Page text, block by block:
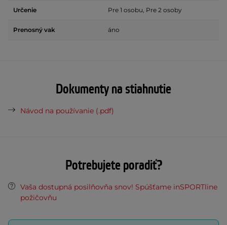
Určenie Pre 1 osobu, Pre 2 osoby
Prenosný vak áno
Dokumenty na stiahnutie
Návod na používanie (.pdf)
Potrebujete poradiť?
Vaša dostupná posilňovňa snov! Spúšťame inSPORTline
požičovňu